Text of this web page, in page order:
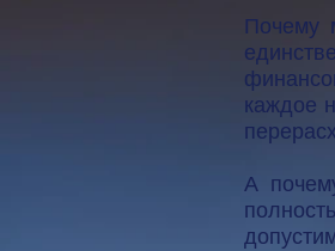
Почему
каждое
А